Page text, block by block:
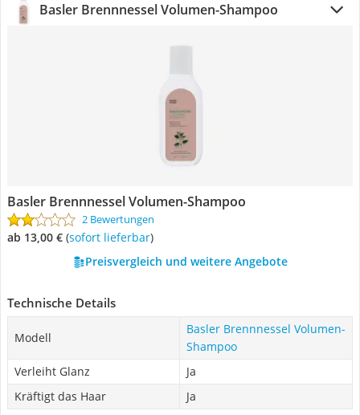
Basler Brennnessel Volumen-Shampoo
Basler Brennnessel Volumen-Shampoo
2 Bewertungen
ab 13,00 € ( Sofort lieferbar)
Preisvergleich und weitere Angebote
Technische Details
Modell
Basler Brennnessel Volumen-
Shampoo
Verleiht Glanz
Ja
Kräftigt das Haar
Ja